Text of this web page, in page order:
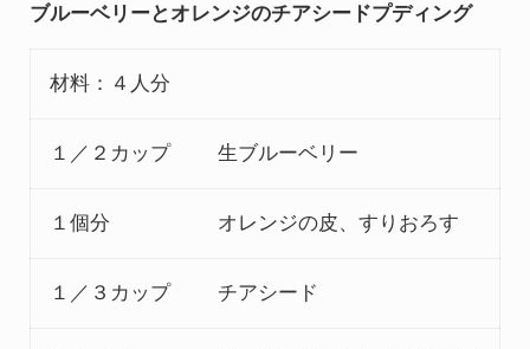
ブルーベリーとオレンジのチアシードプディング
材料：４人分
１／２カップ 生ブルーベリー
１個分 オレンジの皮、すりおろす
１／３カップ チアシード